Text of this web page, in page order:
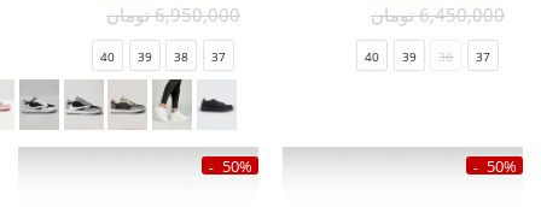
6,450,000 تومان
37
38
39
40
6,950,000 تومان
37
38
39
40
50%
50%